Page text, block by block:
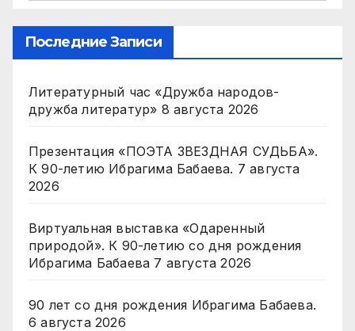
Последние Записи
Литературный час «Дружба народов-
дружба литератур» 8 августа 2026
Презентация «ПОЭТА ЗВЕЗДНАЯ СУДЬБА».
К 90-летию Ибрагима Бабаева. 7 августа
2026
Виртуальная выставка «Одаренный
природой». К 90-летию со дня рождения
Ибрагима Бабаева 7 августа 2026
90 лет со дня рождения Ибрагима Бабаева.
6 августа 2026